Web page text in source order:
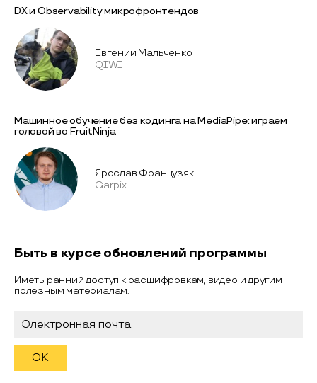
DX и Observability микрофронтендов
Евгений Мальченко
QIWI
Машинное обучение без кодинга на MediaPipe: играем
головой во FruitNinja
Ярослав Французяк
Garpix
Быть в курсе обновлений программы
Иметь ранний доступ к расшифровкам, видео и другим
полезным материалам.